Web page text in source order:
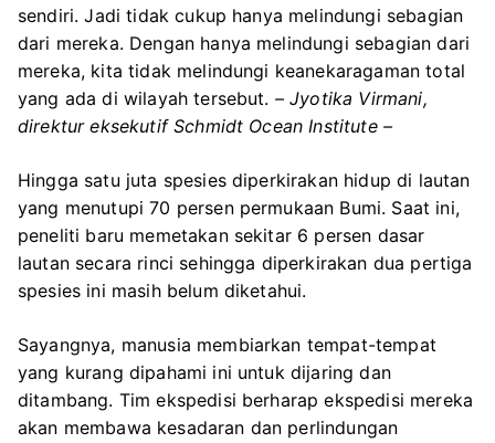
sendiri. Jadi tidak cukup hanya melindungi sebagian
dari mereka. Dengan hanya melindungi sebagian dari
mereka, kita tidak melindungi keanekaragaman total
yang ada di wilayah tersebut. – Jyotika Virmani,
direktur eksekutif Schmidt Ocean Institute –
Hingga satu juta spesies diperkirakan hidup di lautan
yang menutupi 70 persen permukaan Bumi. Saat ini,
peneliti baru memetakan sekitar 6 persen dasar
lautan secara rinci sehingga diperkirakan dua pertiga
spesies ini masih belum diketahui.
Sayangnya, manusia membiarkan tempat-tempat
yang kurang dipahami ini untuk dijaring dan
ditambang. Tim ekspedisi berharap ekspedisi mereka
akan membawa kesadaran dan perlindungan